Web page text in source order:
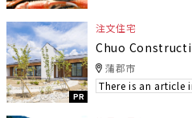
PR
注文住宅
Chuo
蒲郡市
There is an article